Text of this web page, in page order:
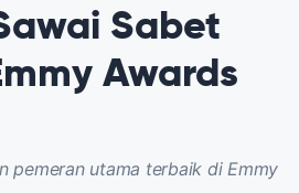
Sabet
Awards
pemeran utama terbaik di Emmy